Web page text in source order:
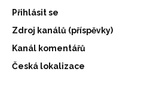
Přihlásit se
Zdroj kanálů (příspěvky)
Kanál komentářů
Česká lokalizace